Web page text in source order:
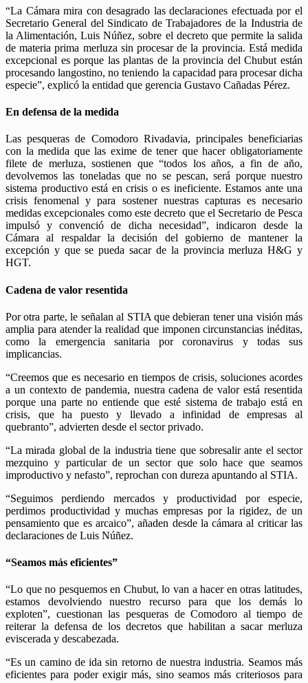
“La Cámara mira con desagrado las declaraciones efectuada por el
Secretario General del Sindicato de Trabajadores de la Industria de
la Alimentación, Luis Núñez, sobre el decreto que permite la salida
de materia prima merluza sin procesar de la provincia. Está medida
excepcional es porque las plantas de la provincia del Chubut están
procesando langostino, no teniendo la capacidad para procesar dicha
especie”, explicó la entidad que gerencia Gustavo Cañadas Pérez.
En defensa de la medida
Las pesqueras de Comodoro Rivadavia, principales beneficiarias
con la medida que las exime de tener que hacer obligatoriamente
filete de merluza, sostienen que “todos los años, a fin de año,
devolvemos las toneladas que no se pescan, será porque nuestro
sistema productivo está en crisis o es ineficiente. Estamos ante una
crisis fenomenal y para sostener nuestras capturas es necesario
medidas excepcionales como este decreto que el Secretario de Pesca
impulsó y convenció de dicha necesidad”, indicaron desde la
Cámara al respaldar la decisión del gobierno de mantener la
excepción y que se pueda sacar de la provincia merluza H&G y
HGT.
Cadena de valor resentida
Por otra parte, le señalan al STIA que debieran tener una visión más
amplia para atender la realidad que imponen circunstancias inéditas,
como la emergencia sanitaria por coronavirus y todas sus
implicancias.
“Creemos que es necesario en tiempos de crisis, soluciones acordes
a un contexto de pandemia, nuestra cadena de valor está resentida
porque una parte no entiende que esté sistema de trabajo está en
crisis, que ha puesto y llevado a infinidad de empresas al
quebranto”, advierten desde el sector privado.
“La mirada global de la industria tiene que sobresalir ante el sector
mezquino y particular de un sector que solo hace que seamos
improductivo y nefasto”, reprochan con dureza apuntando al STIA.
“Seguimos perdiendo mercados y productividad por especie,
perdimos productividad y muchas empresas por la rigidez, de un
pensamiento que es arcaico”, añaden desde la cámara al criticar las
declaraciones de Luis Núñez.
“Seamos más eficientes”
“Lo que no pesquemos en Chubut, lo van a hacer en otras latitudes,
estamos devolviendo nuestro recurso para que los demás lo
exploten”, cuestionan las pesqueras de Comodoro al tiempo de
reiterar la defensa de los decretos que habilitan a sacar merluza
eviscerada y descabezada.
“Es un camino de ida sin retorno de nuestra industria. Seamos más
eficientes para poder exigir más, sino seamos más criteriosos para